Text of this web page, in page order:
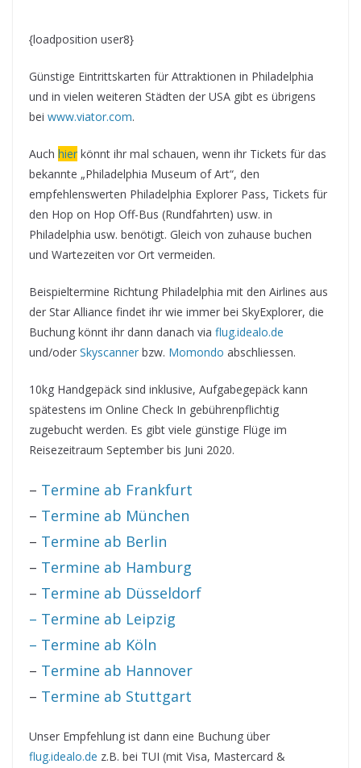
{loadposition user8}
Günstige Eintrittskarten für Attraktionen in Philadelphia
und in vielen weiteren Städten der USA gibt es übrigens
bei www.viator.com.
Auch hier könnt ihr mal schauen, wenn ihr Tickets für das
bekannte „Philadelphia Museum of Art“, den
empfehlenswerten Philadelphia Explorer Pass, Tickets für
den Hop on Hop Off-Bus (Rundfahrten) usw. in
Philadelphia usw. benötigt. Gleich von zuhause buchen
und Wartezeiten vor Ort vermeiden.
Beispieltermine Richtung Philadelphia mit den Airlines aus
der Star Alliance findet ihr wie immer bei SkyExplorer, die
Buchung könnt ihr dann danach via flug.idealo.de
und/oder Skyscanner bzw. Momondo abschliessen.
10kg Handgepäck sind inklusive, Aufgabegepäck kann
spätestens im Online Check In gebührenpflichtig
zugebucht werden. Es gibt viele günstige Flüge im
Reisezeitraum September bis Juni 2020.
– Termine ab Frankfurt
– Termine ab München
– Termine ab Berlin
– Termine ab Hamburg
– Termine ab Düsseldorf
– Termine ab Leipzig
– Termine ab Köln
– Termine ab Hannover
– Termine ab Stuttgart
Unser Empfehlung ist dann eine Buchung über
flug.idealo.de z.B. bei TUI (mit Visa, Mastercard &